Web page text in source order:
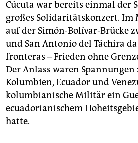
Cúcuta war bereits einmal der
großes Solidaritätskonzert. Im
auf der Simón-Bolívar-Brücke
und San Antonio del Táchira
fronteras – Frieden ohne
Der Anlass waren Spannungen
Kolumbien, Ecuador und
kolumbianische Militär ein
ecuadorianischem
hatte.